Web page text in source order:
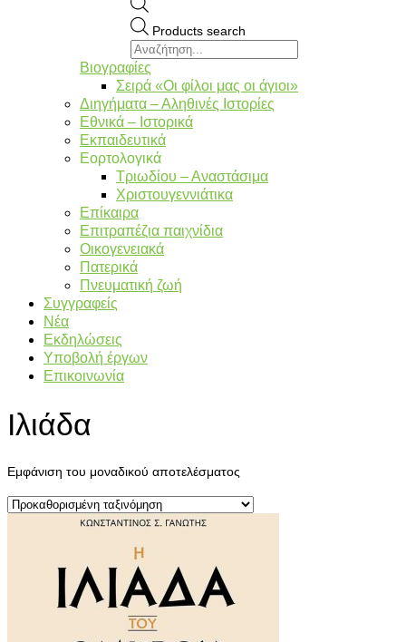
Products search
Βιογραφίες
Σειρά «Οι φίλοι μας οι άγιοι»
Διηγήματα – Αληθινές Ιστορίες
Εθνικά – Ιστορικά
Εκπαιδευτικά
Εορτολογικά
Τριωδίου – Αναστάσιμα
Χριστουγεννιάτικα
Επίκαιρα
Επιτραπέζια παιχνίδια
Οικογενειακά
Πατερικά
Πνευματική ζωή
Συγγραφείς
Νέα
Εκδηλώσεις
Υποβολή έργων
Επικοινωνία
Ιλιάδα
Εμφάνιση του μοναδικού αποτελέσματος